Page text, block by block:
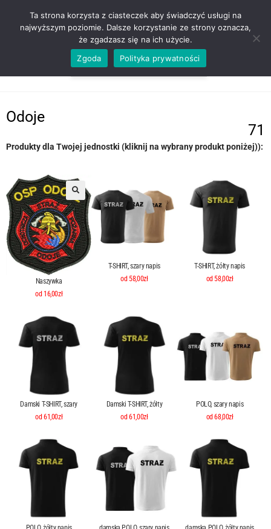
ZADZWOŃ TEL. 600 352 938
Odoje
71
Produkty dla Twojej jednostki (kliknij na wybrany produkt poniżej)):
Naszywka
od 16,00zł
T-SHIRT, szary napis
od 58,00zł
T-SHIRT, żółty napis
od 58,00zł
Damski T-SHIRT, szary
od 61,00zł
Damski T-SHIRT, żółty
od 61,00zł
POLO, szary napis
od 68,00zł
Ta strona korzysta z ciasteczek aby świadczyć usługi na
najwyższym poziomie. Dalsze korzystanie ze strony oznacza,
że zgadzasz się na ich użycie.
Zgoda
Polityka prywatności